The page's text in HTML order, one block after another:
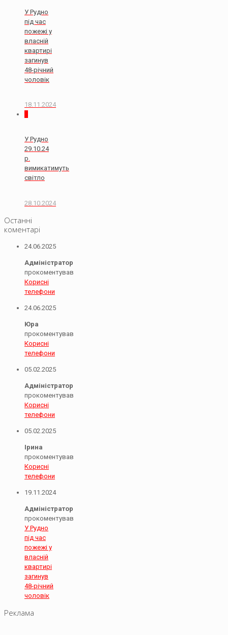
У Рудно
під час
пожежі у
власній
квартирі
загинув
48-річний
чоловік
18.11.2024
У Рудно
29.10.24
р.
вимикатимуть
світло
28.10.2024
Останні
коментарі
24.06.2025
Адміністратор
прокоментував
Корисні
телефони
24.06.2025
Юра
прокоментував
Корисні
телефони
05.02.2025
Адміністратор
прокоментував
Корисні
телефони
05.02.2025
Ірина
прокоментував
Корисні
телефони
19.11.2024
Адміністратор
прокоментував
У Рудно
під час
пожежі у
власній
квартирі
загинув
48-річний
чоловік
Реклама